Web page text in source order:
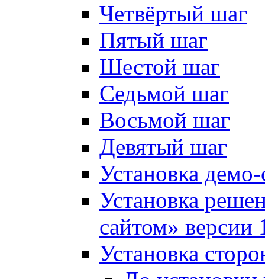
Четвёртый шаг
Пятый шаг
Шестой шаг
Седьмой шаг
Восьмой шаг
Девятый шаг
Установка
Установка
сайтом»
Установка